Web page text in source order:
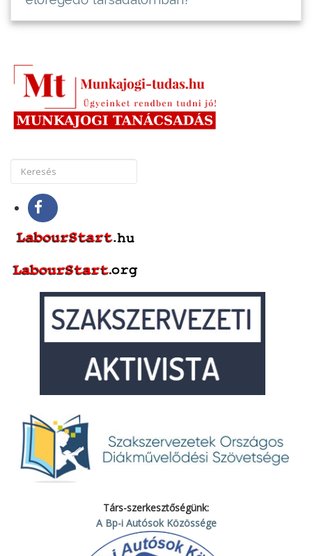
Társ-szerkesztőségünk:
A Bp-i Autósok Közössége